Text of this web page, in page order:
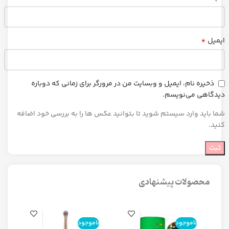
ایمیل *
ذخیره نام، ایمیل و وبسایت من در مرورگر برای زمانی که دوباره
دیدگاهی می‌نویسم.
شما باید وارد سیستم شوید تا بتوانید عکس ها را به بررسی خود اضافه
کنید.
محصولات پیشنهادی
ناموجود ناموجود